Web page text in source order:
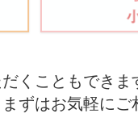
くこともできま
ずはお気軽に